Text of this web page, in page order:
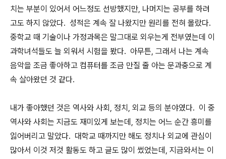
치는 부분이 있어서 어느정도 선방했지만, 나머지는 공부를 하려
고도 하지 않았다. 성적은 계속 잘 나왔지만 원리를 전혀 몰랐다.
중학교 때 기술이나 가정과목은 말그대로 외우는게 전부였는데 이
과학녀석들도 늘 외워서 시험을 봤다. 아무튼, 그래서 나는 계속
음악을 조금 좋아하고 컴퓨터를 조금 만질 줄 아는 문과충으로 계
속 살아왔던 것 같다.
내가 좋아했던 것은 역사와 사회, 정치, 외교 등의 분야였다. 이 중
역사와 사회는 지금도 재미있게 보는데, 정치는 어느 순간 흥미를
잃어버리고 말았다. 대학교 때까지만 해도 정치나 외교에 관심이
많아서 이것 저것 활동도 하고 글도 많이 썼었는데, 지금와서는 이